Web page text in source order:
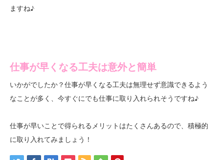
ますね♪
仕事が早くなる工夫は意外と簡単
いかがでしたか？仕事が早くなる工夫は無理せず意識できるよう
なことが多く、今すぐにでも仕事に取り入れられそうですね♪
仕事が早いことで得られるメリットはたくさんあるので、積極的
に取り入れてみましょう！